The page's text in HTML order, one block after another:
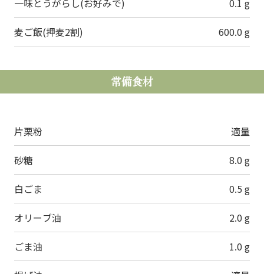
一味とうがらし(お好みで) 0.1 g
麦ご飯(押麦2割) 600.0 g
常備食材
片栗粉 適量
砂糖 8.0 g
白ごま 0.5 g
オリーブ油 2.0 g
ごま油 1.0 g